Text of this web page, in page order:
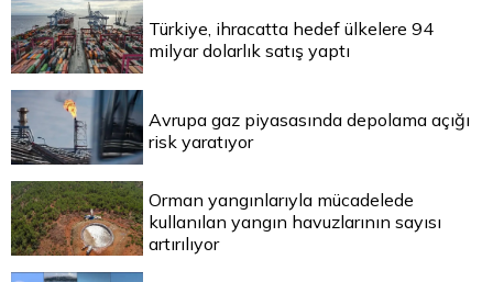
Türkiye, ihracatta hedef ülkelere 94
milyar dolarlık satış yaptı
Avrupa gaz piyasasında depolama açığı
risk yaratıyor
Orman yangınlarıyla mücadelede
kullanılan yangın havuzlarının sayısı
artırılıyor